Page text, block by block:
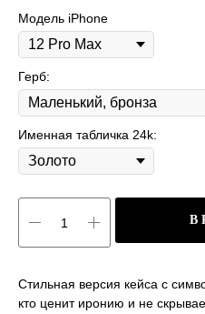
Модель iPhone
Герб:
Именная табличка 24k:
В
Стильная версия кейса с
кто ценит иронию и не